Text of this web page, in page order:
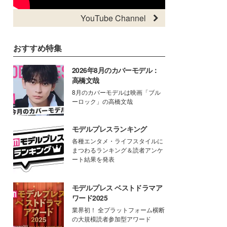
YouTube Channel
おすすめ特集
2026年8月のカバーモデル：
高橋文哉
8月のカバーモデルは映画「ブル
ーロック」の高橋文哉
モデルプレスランキング
各種エンタメ・ライフスタイルに
まつわるランキング＆読者アンケ
ート結果を発表
モデルプレス ベストドラマア
ワード2025
業界初！ 全プラットフォーム横断
の大規模読者参加型アワード